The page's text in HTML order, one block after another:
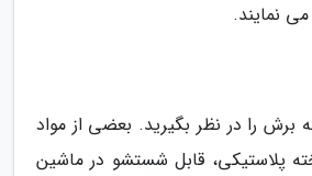
نمایند.
برش را در نظر بگیرید. بعضی از مواد
پلاستیکی، قابل شستشو در ماشین